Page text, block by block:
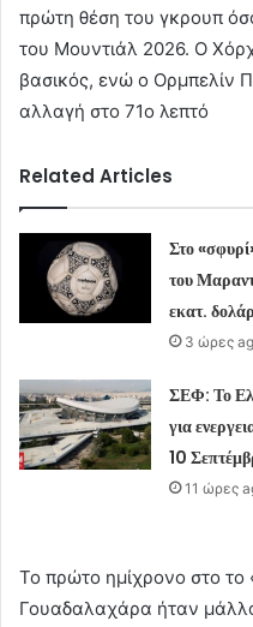
πρώτη θέση του γκρουπ
του Μουντιάλ 2026. Ο
βασικός, ενώ ο Ορμπελίν
αλλαγή στο 71ο λεπτό
Related Articles
Στο
του
εκατ.
3 ώρες
ΣΕΦ: Το
για
10
11 ώρες
Το πρώτο ημίχρονο στο το
Γουαδαλαχάρα ήταν